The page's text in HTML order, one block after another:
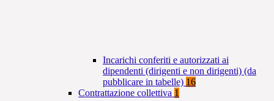
Incarichi conferiti e autorizzati ai
dipendenti (dirigenti e non dirigenti) (da
pubblicare in tabelle) 16
Contrattazione collettiva 1